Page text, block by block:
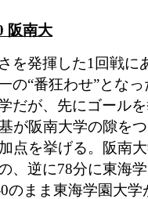
阪南大
を発揮した1回戦に
の“番狂わせ”とな
だが、先にゴール
が阪南大学の隙を
点を挙げる。阪南
、逆に78分に東海
のまま東海学園大